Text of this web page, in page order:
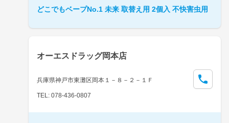
どこでもベープNo.1 未来 取替え用 2個入 不快害虫用
オーエスドラッグ岡本店
兵庫県神戸市東灘区岡本１－８－２－１Ｆ
TEL: 078-436-0807